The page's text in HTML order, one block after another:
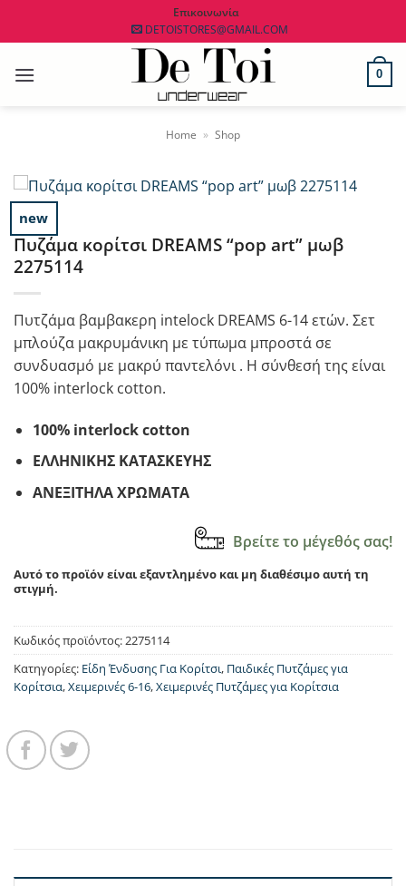
Επικοινωνία
DETOISTORES@GMAIL.COM
0
Home » Shop
new
Πυζάμα κορίτσι DREAMS “pop art” μωβ
2275114
Πυτζάμα βαμβακερη intelock DREAMS 6-14 ετών. Σετ
μπλούζα μακρυμάνικη με τύπωμα μπροστά σε
συνδυασμό με μακρύ παντελόνι . Η σύνθεσή της είναι
100% interlock cotton.
100% interlock cotton
ΕΛΛΗΝΙΚΗΣ ΚΑΤΑΣΚΕΥΗΣ
ΑΝΕΞΙΤΗΛΑ ΧΡΩΜΑΤΑ
Βρείτε το μέγεθός σας!
Αυτό το προϊόν είναι εξαντλημένο και μη διαθέσιμο αυτή τη
στιγμή.
Κωδικός προϊόντος:2275114
Κατηγορίες: Είδη Ένδυσης Για Κορίτσι, Παιδικές Πυτζάμες για
Κορίτσια,Χειμερινές 6-16,Χειμερινές Πυτζάμες για Κορίτσια